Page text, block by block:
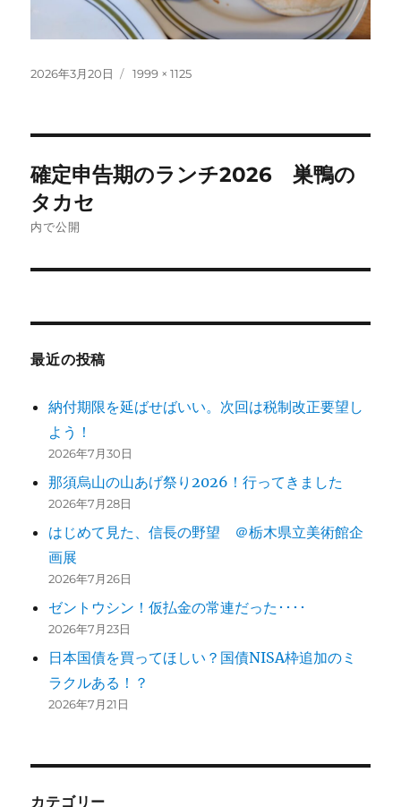
投
2026年3月20日
フ
1999 × 1125
稿
ナ
ビ
ョ
ン
確定申告期のランチ2026 巣鴨の
タカセ
内で公開
最近の投稿
納付期限を延ばせばいい。次回は税制改正要望し
よう！
2026年7月30日
那須烏山の山あげ祭り2026！行ってきました
2026年7月28日
はじめて見た、信長の野望 ＠栃木県立美術館企
画展
2026年7月26日
ゼントウシン！仮払金の常連だった････
2026年7月23日
日本国債を買ってほしい？国債NISA枠追加のミ
ラクルある！？
2026年7月21日
カテゴリー